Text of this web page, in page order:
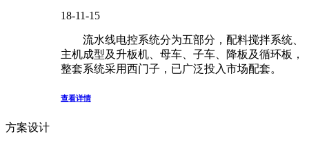
18-11-15
流水线电控系统分为五部分，配料搅拌系统、
主机成型及升板机、母车、子车、降板及循环板，
整套系统采用西门子，已广泛投入市场配套。
查看详情
方案设计